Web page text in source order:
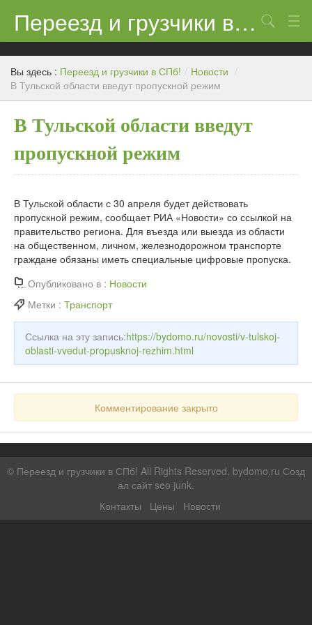
Переезд и грузчики в СПб!
Контакты
Цены
Поиск
Вы здесь : Переезд и грузчики в СПб! / Новости /
В Тульской области введут пропускной режим
В Тульской области введут
пропускной режим
В Тульской области с 30 апреля будет действовать
пропускной режим, сообщает РИА «Новости» со ссылкой на
правительство региона. Для въезда или выезда из области
на общественном, личном, железнодорожном транспорте
граждане обязаны иметь специальные цифровые пропуска.
Опубликовано в : Новости
Метки : Транспорт
Ссылка на эту запись:https://bydomo.ru/novosti/v-tulskoj-
oblasti-vvedut-propusknoj-rezhim.html
Комментирование закрыто
© Переезд и грузчики в СПб! All Rights Reserved. bydomo.ru Созд
ал сайт seo junk.
Контакты
Цены Новости